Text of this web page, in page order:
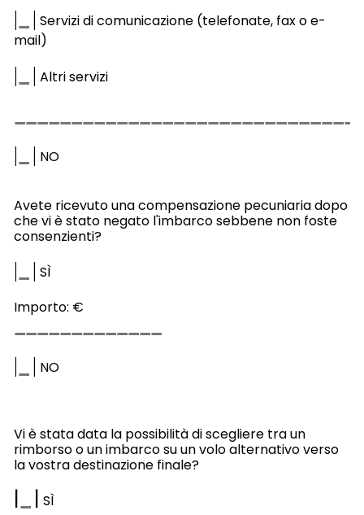
| | Servizi di comunicazione (telefonate, fax o e-
mail)
| | Altri servizi
| | NO
Avete ricevuto una compensazione pecuniaria dopo
che vi è stato negato l'imbarco sebbene non foste
consenzienti?
| | SÌ
Importo: €
| | NO
Vi è stata data la possibilità di scegliere tra un
rimborso o un imbarco su un volo alternativo verso
la vostra destinazione finale?
| | SÌ